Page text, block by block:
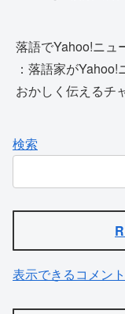
落語でYahoo!ニュ
：落語家が
おかしく伝えるチ
検索
表示できるコメン